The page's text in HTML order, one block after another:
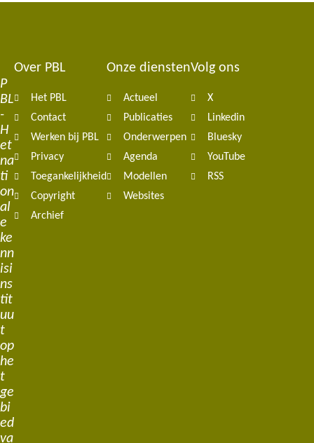
P
BL
-
H
et
na
ti
on
al
e
ke
nn
isi
ns
tit
uu
t
op
he
t
ge
bi
ed
va
Footer
navigation
Over PBL
Het PBL
Contact
Werken bij PBL
Privacy
Toegankelijkheid
Copyright
Archief
Onze diensten
Actueel
Publicaties
Onderwerpen
Agenda
Modellen
Websites
Volg ons
X
Linkedin
Bluesky
YouTube
RSS